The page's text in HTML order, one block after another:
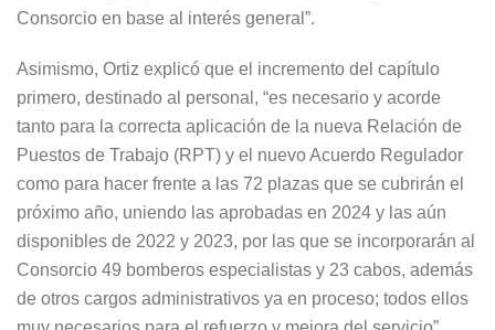
Consorcio en base al interés general”.
Asimismo, Ortiz explicó que el incremento del capítulo
primero, destinado al personal, “es necesario y acorde
tanto para la correcta aplicación de la nueva Relación de
Puestos de Trabajo (RPT) y el nuevo Acuerdo Regulador
como para hacer frente a las 72 plazas que se cubrirán el
próximo año, uniendo las aprobadas en 2024 y las aún
disponibles de 2022 y 2023, por las que se incorporarán al
Consorcio 49 bomberos especialistas y 23 cabos, además
de otros cargos administrativos ya en proceso; todos ellos